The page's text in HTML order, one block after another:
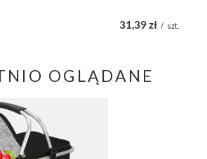
31,39 zł / szt.
OGLĄDANE